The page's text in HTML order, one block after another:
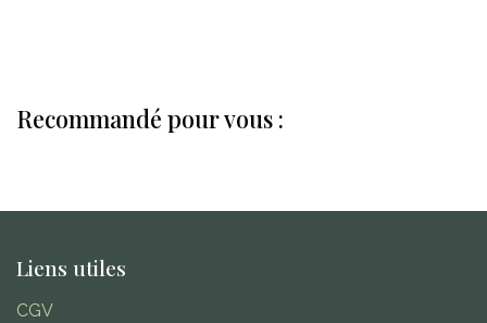
Recommandé pour vous :
Liens utiles
CGV